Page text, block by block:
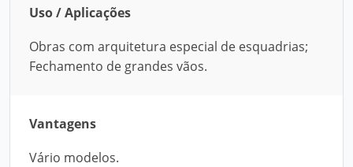
Uso / Aplicações
Obras com arquitetura especial de esquadrias;
Fechamento de grandes vãos.
Vantagens
Vário modelos.